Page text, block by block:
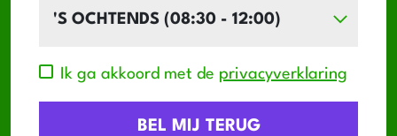
Ik ga akkoord met de privacyverklaring